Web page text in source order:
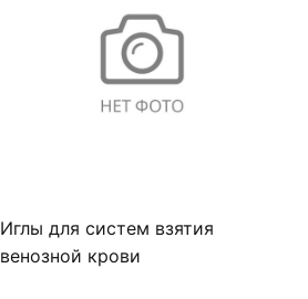
Иглы для систем взятия
венозной крови